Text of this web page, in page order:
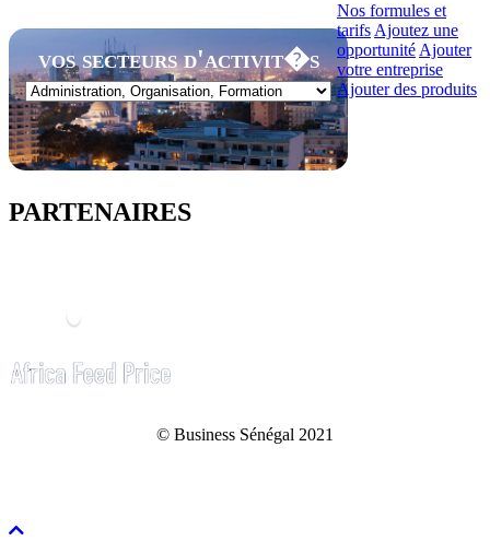
vos secteurs d'activit�s
Nos formules et
tarifsAjoutez une
opportunitéAjouter
votre entreprise
Ajouter des produits
PARTENAIRES
© Business Sénégal 2021